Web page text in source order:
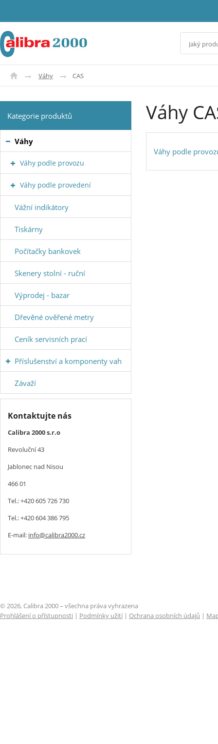
Váhy CAS
Váhy
Váhy podle
Kategorie produktů
Váhy
Váhy podle provozu
Váhy podle provedení
Vážní indikátory
Tiskárny
Počítačky bankovek
Skenery stolní - ruční
Výprodej - bazar
Dřevěné ověřené metry
Ceník servisních prací
Příslušenství a komponenty vah
Závaží
Kontaktujte nás
Calibra 2000 s.r.o
Revoluční 43
Jablonec nad Nisou
466 01
Tel.: +420 605 726 730
Tel.: +420 604 386 795
E-mail: info@calibra2000.cz
© 2026, Calibra 2000 – všechna práva vyhrazena
Prohlášení o přístupnosti | Podmínky užití| Ochrana osobních údajů |